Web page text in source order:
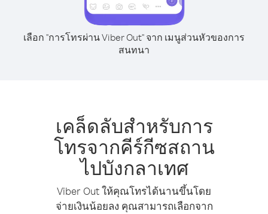
เลือก "การโทรผ่าน Viber Out" จาก เมนูส่วนหัวของการ
สนทนา
เคล็ดลับสำหรับการ
โทรจากคีร์กีซสถาน
ไปบังกลาเทศ
Viber Out ให้คุณโทรได้นานขึ้นโดย
จ่ายเงินน้อยลง คุณสามารถเลือกจาก